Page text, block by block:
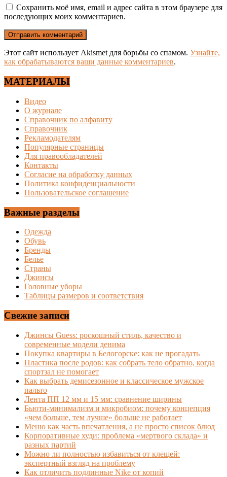
Сохранить моё имя, email и адрес сайта в этом браузере для
последующих моих комментариев.
Этот сайт использует Akismet для борьбы со спамом. Узнайте,
как обрабатываются ваши данные комментариев.
МАТЕРИАЛЫ
Видео
О журнале
Справочник по алфавиту
Справочник
Рекламодателям
Популярные страницы
Для правообладателей
Контакты
Согласие на обработку данных
Политика конфиденциальности
Пользовательское соглашение
Важные разделы
Одежда
Обувь
Бренды
Белье
Страны
Джинсы
Головные уборы
Таблицы размеров и соответствия
Свежие записи
Джинсы Guess: роскошный стиль, качество и
современные модели денима
Покупка квартиры в Белогорске: как не прогадать
Пластика после родов: как собрать тело обратно, когда
спортзал не помогает
Как выбрать демисезонное и классическое мужское
пальто
Лента ПП 12 мм и 15 мм: сравнение ширины
Бьюти-минимализм и микробиом: почему концепция
«чем больше, тем лучше» больше не работает
Меню как часть впечатления, а не просто список блюд
Корпоративные худи: проблема «мертвого склада» и
разных партий
Можно ли полностью избавиться от клещей:
экспертный взгляд на проблему
Как отличить подлинные Nike от копий